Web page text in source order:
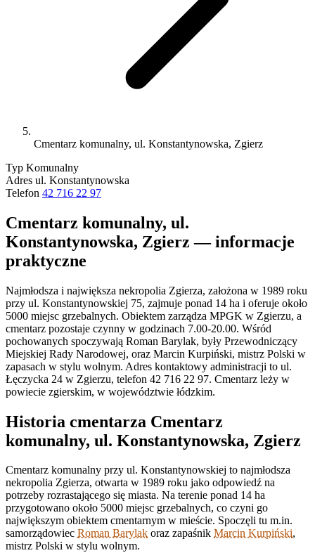
Cmentarz komunalny, ul. Konstantynowska, Zgierz
Typ Komunalny
Adres ul. Konstantynowska
Telefon 42 716 22 97
Cmentarz komunalny, ul.
Konstantynowska, Zgierz — informacje
praktyczne
Najmłodsza i największa nekropolia Zgierza, założona w 1989 roku
przy ul. Konstantynowskiej 75, zajmuje ponad 14 ha i oferuje około
5000 miejsc grzebalnych. Obiektem zarządza MPGK w Zgierzu, a
cmentarz pozostaje czynny w godzinach 7.00-20.00. Wśród
pochowanych spoczywają Roman Barylak, były Przewodniczący
Miejskiej Rady Narodowej, oraz Marcin Kurpiński, mistrz Polski w
zapasach w stylu wolnym. Adres kontaktowy administracji to ul.
Łęczycka 24 w Zgierzu, telefon 42 716 22 97. Cmentarz leży w
powiecie zgierskim, w województwie łódzkim.
Historia cmentarza Cmentarz
komunalny, ul. Konstantynowska, Zgierz
Cmentarz komunalny przy ul. Konstantynowskiej to najmłodsza
nekropolia Zgierza, otwarta w 1989 roku jako odpowiedź na
potrzeby rozrastającego się miasta. Na terenie ponad 14 ha
przygotowano około 5000 miejsc grzebalnych, co czyni go
największym obiektem cmentarnym w mieście. Spoczęli tu m.in.
samorządowiec Roman Barylak oraz zapaśnik Marcin Kurpiński,
mistrz Polski w stylu wolnym.